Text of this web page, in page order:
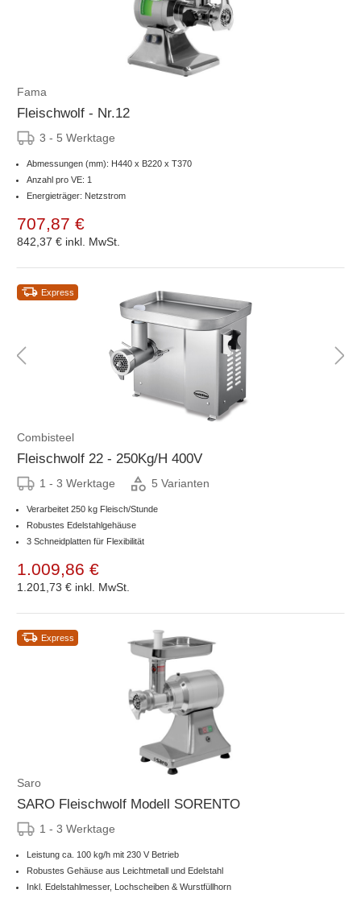
Fama
Fleischwolf - Nr.12
3 - 5 Werktage
Abmessungen (mm): H440 x B220 x T370
Anzahl pro VE: 1
Energieträger: Netzstrom
707,87 €
842,37 € inkl. MwSt.
Express
Combisteel
Fleischwolf 22 - 250Kg/H 400V
1 - 3 Werktage 5 Varianten
Verarbeitet 250 kg Fleisch/Stunde
Robustes Edelstahlgehäuse
3 Schneidplatten für Flexibilität
1.009,86 €
1.201,73 € inkl. MwSt.
Express
Saro
SARO Fleischwolf Modell SORENTO
1 - 3 Werktage
Leistung ca. 100 kg/h mit 230 V Betrieb
Robustes Gehäuse aus Leichtmetall und Edelstahl
Inkl. Edelstahlmesser, Lochscheiben & Wurstfüllhorn